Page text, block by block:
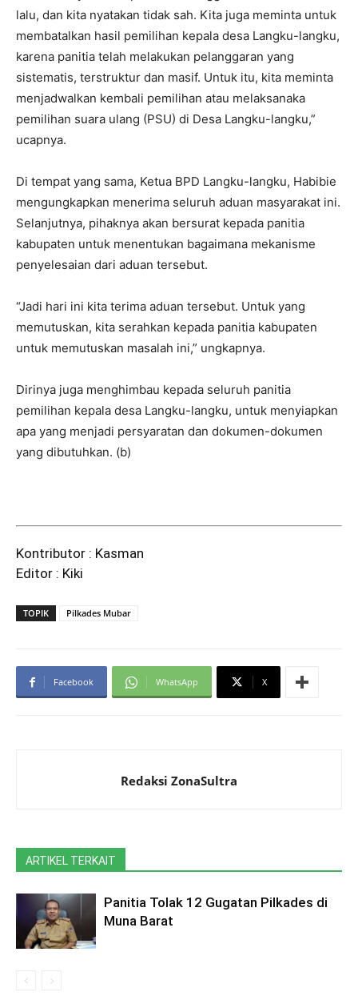
lalu, dan kita nyatakan tidak sah. Kita juga meminta untuk
membatalkan hasil pemilihan kepala desa Langku-langku,
karena panitia telah melakukan pelanggaran yang
sistematis, terstruktur dan masif. Untuk itu, kita meminta
menjadwalkan kembali pemilihan atau melaksanaka
pemilihan suara ulang (PSU) di Desa Langku-langku,”
ucapnya.
Di tempat yang sama, Ketua BPD Langku-langku, Habibie
mengungkapkan menerima seluruh aduan masyarakat ini.
Selanjutnya, pihaknya akan bersurat kepada panitia
kabupaten untuk menentukan bagaimana mekanisme
penyelesaian dari aduan tersebut.
“Jadi hari ini kita terima aduan tersebut. Untuk yang
memutuskan, kita serahkan kepada panitia kabupaten
untuk memutuskan masalah ini,” ungkapnya.
Dirinya juga menghimbau kepada seluruh panitia
pemilihan kepala desa Langku-langku, untuk menyiapkan
apa yang menjadi persyaratan dan dokumen-dokumen
yang dibutuhkan. (b)
Kontributor : Kasman
Editor : Kiki
TOPIK Pilkades Mubar
Facebook WhatsApp X
Redaksi ZonaSultra
ARTIKEL TERKAIT
Panitia Tolak 12 Gugatan Pilkades di
Muna Barat